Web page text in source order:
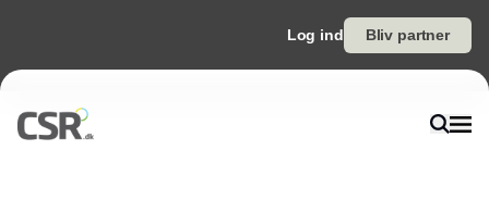
Log ind Bliv partner